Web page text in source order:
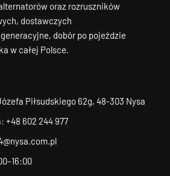
oraz rozruszników
dostawczych
dobór po pojeździe
w całej Polsce.
Piłsudskiego 62g, 48-303 Nysa
+48 602 244 977